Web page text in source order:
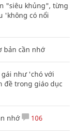
"siêu khủng", từng
'không có nổi
bản cần nhớ
như 'chó với
đề trong giáo dục
nhớ 106